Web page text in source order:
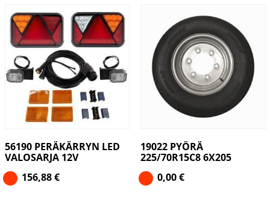
56190 PERÄKÄRRYN LED
VALOSARJA 12V
156,88€
19022 PYÖRÄ
225/70R15C8 6X205
0,00€